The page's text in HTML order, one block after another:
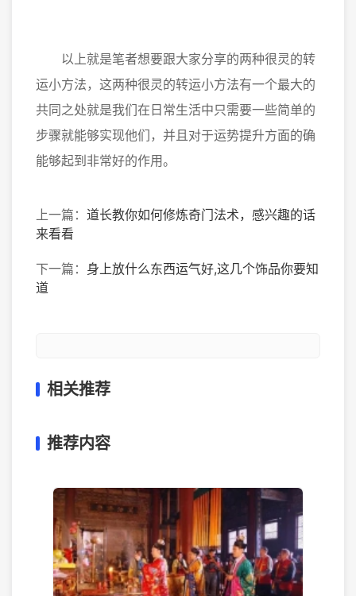
以上就是笔者想要跟大家分享的两种很灵的转
运小方法，这两种很灵的转运小方法有一个最大的
共同之处就是我们在日常生活中只需要一些简单的
步骤就能够实现他们，并且对于运势提升方面的确
能够起到非常好的作用。
上一篇： 道长教你如何修炼奇门法术，感兴趣的话
来看看
下一篇： 身上放什么东西运气好,这几个饰品你要知
道
相关推荐
推荐内容